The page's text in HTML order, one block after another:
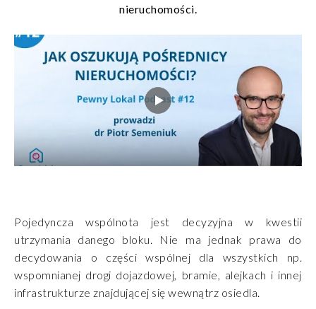
nieruchomości.
Pojedyncza wspólnota jest decyzyjna w kwestii
utrzymania danego bloku. Nie ma jednak prawa do
decydowania o części wspólnej dla wszystkich np.
wspomnianej drogi dojazdowej, bramie, alejkach i innej
infrastrukturze znajdującej się wewnątrz osiedla.